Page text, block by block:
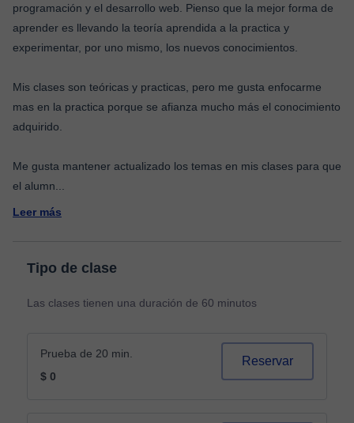
programación y el desarrollo web. Pienso que la mejor forma de
aprender es llevando la teoría aprendida a la practica y
experimentar, por uno mismo, los nuevos conocimientos.
Mis clases son teóricas y practicas, pero me gusta enfocarme
mas en la practica porque se afianza mucho más el conocimiento
adquirido.
Me gusta mantener actualizado los temas en mis clases para que
el alumn
Leer más
Tipo de clase
Las clases tienen una duración de 60 minutos
Prueba de 20 min.
$ 0
Reservar